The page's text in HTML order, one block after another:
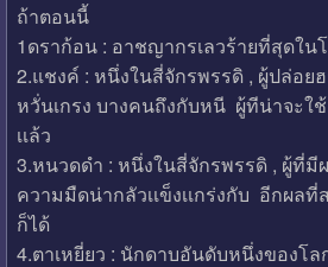
ถ้าตอนนี้
1ดราก้อน : อาชญากรเลวร้ายที่สุดใน
2.แชงค์ : หนึ่งในสี่จักรพรรดิ , ผู้ปล่อย
หวั่นเกรง บางคนถึงกับหนี ผู้ทีน่าจะใ
เเล้ว
3.หนวดดำ : หนึ่งในสี่จักรพรรดิ , ผู้ที่มี
ความมืดน่ากลัวเเข็งเเกร่งกับ อีกผล
ก็ได้
4.ตาเหยี่ยว : นักดาบอันดับหนึ่งของโ